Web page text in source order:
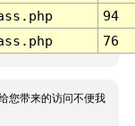
94
76
您带来的访问不便我